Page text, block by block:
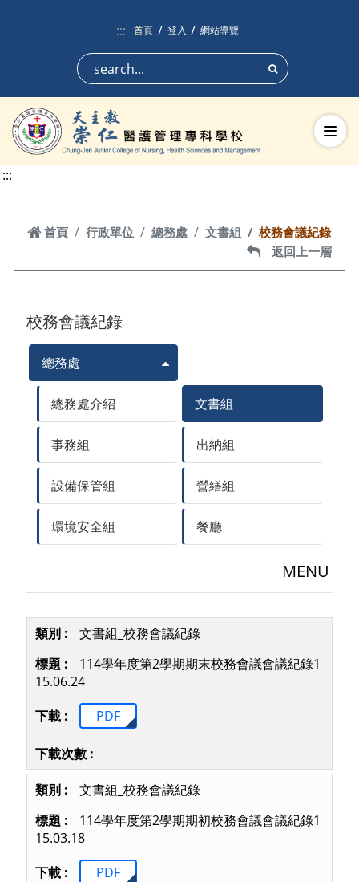
:::
首頁 登入 網站導覽
搜尋
切換
:::
首頁
首頁 行政單位 總務處 文書組 校務會議紀錄
返回上一層
返回上一層
校務會議紀錄
總務處
總務處介紹 文書組
事務組 出納組
設備保管組 營繕組
環境安全組 餐廳
MENU
文書組_校務會議紀錄
114學年度第2學期期末校務會議會議紀錄1
15.06.24
PDF
文書組_校務會議紀錄
114學年度第2學期期初校務會議會議紀錄1
15.03.18
PDF